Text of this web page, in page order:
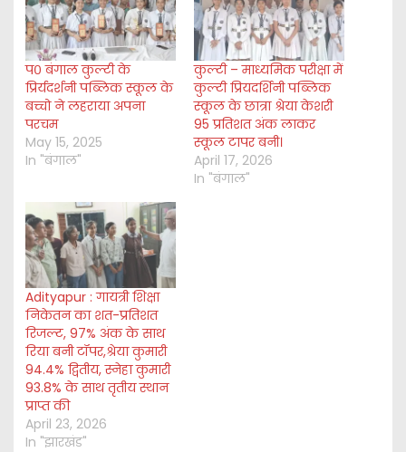
प० बंगाल कुल्टी के
प्रिर्यदर्शनी पब्लिक स्कूल के
बच्चो ने लहराया अपना
परचम
May 15, 2025
In "बंगाल"
कुल्टी – माध्यमिक परीक्षा में
कुल्टी प्रियदर्शिनी पब्लिक
स्कूल के छात्रा श्रेया केशरी
95 प्रतिशत अंक लाकर
स्कूल टापर बनी।
April 17, 2026
In "बंगाल"
Adityapur : गायत्री शिक्षा
निकेतन का शत-प्रतिशत
रिजल्ट, 97% अंक के साथ
रिया बनी टॉपर,श्रेया कुमारी
94.4% द्वितीय, स्नेहा कुमारी
93.8% के साथ तृतीय स्थान
प्राप्त की
April 23, 2026
In "झारखंड"